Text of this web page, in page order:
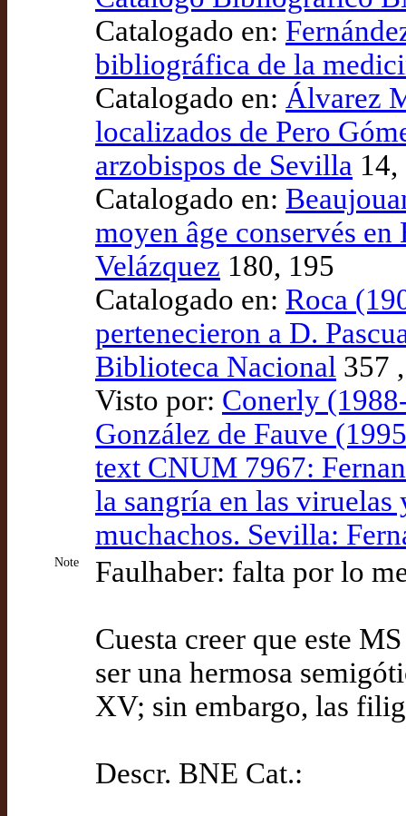
Catalogado en:
bibliográfica de la
Catalogado en: Álvarez
localizados de Pero
arzobispos de Sevilla
Catalogado en:
moyen âge conservés en
Velázquez 180, 195
Catalogado en: Roca
pertenecieron a D.
Biblioteca Nacional 357
Visto por: Conerly
González de Fauve
text CNUM 7967:
la sangría en las viruelas
muchachos. Sevilla:
Note Faulhaber: falta por lo
Cuesta creer que este
ser una hermosa
XV; sin embargo, las
Descr. BNE Cat.: